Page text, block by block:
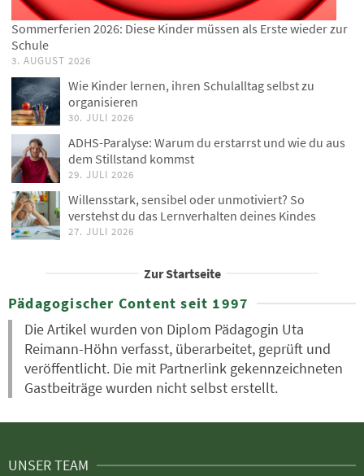
Sommerferien 2026: Diese Kinder müssen als Erste wieder zur
Schule
3. AUGUST 2026
Wie Kinder lernen, ihren Schulalltag selbst zu
organisieren
30. JULI 2026
ADHS-Paralyse: Warum du erstarrst und wie du aus
dem Stillstand kommst
29. JULI 2026
Willensstark, sensibel oder unmotiviert? So
verstehst du das Lernverhalten deines Kindes
27. JULI 2026
Zur Startseite
Pädagogischer Content seit 1997
Die Artikel wurden von Diplom Pädagogin Uta
Reimann-Höhn verfasst, überarbeitet, geprüft und
veröffentlicht. Die mit Partnerlink gekennzeichneten
Gastbeiträge wurden nicht selbst erstellt.
UNSER TEAM